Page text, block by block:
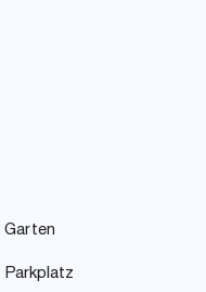
Garten
Parkplatz